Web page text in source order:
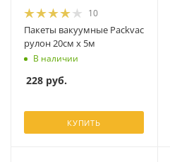
10
Пакеты вакуумные Packvac
рулон 20см х 5м
В наличии
228 руб.
КУПИТЬ